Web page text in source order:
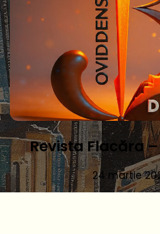
Revista Flacăra
24 martie